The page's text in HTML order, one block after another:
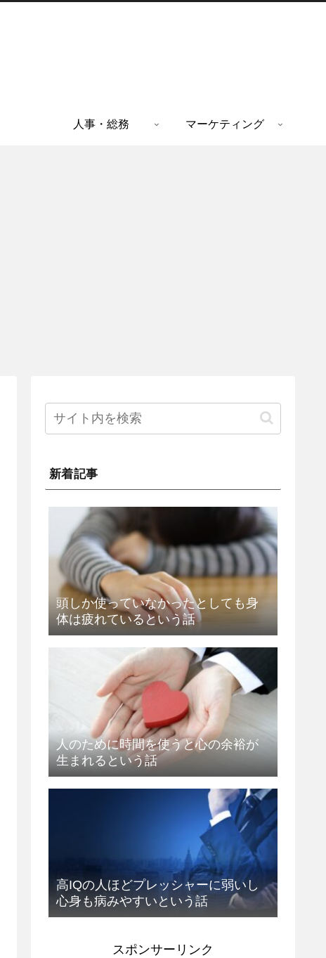
人事・総務 マーケティング
新着記事
頭しか使っていなかったとしても身
体は疲れているという話
人のために時間を使うと心の余裕が
生まれるという話
高IQの人ほどプレッシャーに弱いし
心身も病みやすいという話
スポンサーリンク